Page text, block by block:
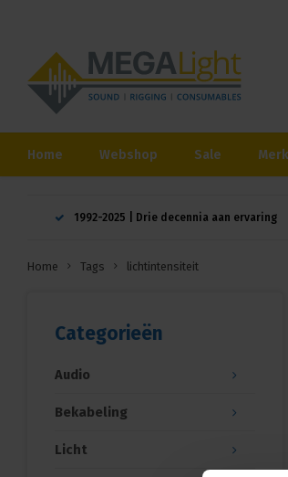
Home Webshop Sale
1992-2025 | Drie decennia aan ervaring
Home Tags lichtintensiteit
Categorieën
Audio
Bekabeling
Licht